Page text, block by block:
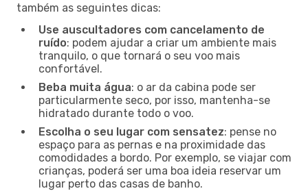
também as seguintes dicas:
Use auscultadores com cancelamento de
ruído: podem ajudar a criar um ambiente mais
tranquilo, o que tornará o seu voo mais
confortável.
Beba muita água: o ar da cabina pode ser
particularmente seco, por isso, mantenha-se
hidratado durante todo o voo.
Escolha o seu lugar com sensatez: pense no
espaço para as pernas e na proximidade das
comodidades a bordo. Por exemplo, se viajar com
crianças, poderá ser uma boa ideia reservar um
lugar perto das casas de banho.